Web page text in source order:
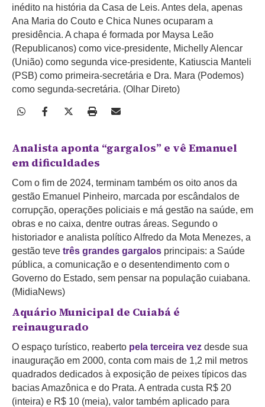
inédito na história da Casa de Leis. Antes dela, apenas
Ana Maria do Couto e Chica Nunes ocuparam a
presidência. A chapa é formada por Maysa Leão
(Republicanos) como vice-presidente, Michelly Alencar
(União) como segunda vice-presidente, Katiuscia Manteli
(PSB) como primeira-secretária e Dra. Mara (Podemos)
como segunda-secretária. (Olhar Direto)
Analista aponta “gargalos” e vê Emanuel
em dificuldades
Com o fim de 2024, terminam também os oito anos da
gestão Emanuel Pinheiro, marcada por escândalos de
corrupção, operações policiais e má gestão na saúde, em
obras e no caixa, dentre outras áreas. Segundo o
historiador e analista político Alfredo da Mota Menezes, a
gestão teve três grandes gargalos principais: a Saúde
pública, a comunicação e o desentendimento com o
Governo do Estado, sem pensar na população cuiabana.
(MidiaNews)
Aquário Municipal de Cuiabá é
reinaugurado
O espaço turístico, reaberto pela terceira vez desde sua
inauguração em 2000, conta com mais de 1,2 mil metros
quadrados dedicados à exposição de peixes típicos das
bacias Amazônica e do Prata. A entrada custa R$ 20
(inteira) e R$ 10 (meia), valor também aplicado para